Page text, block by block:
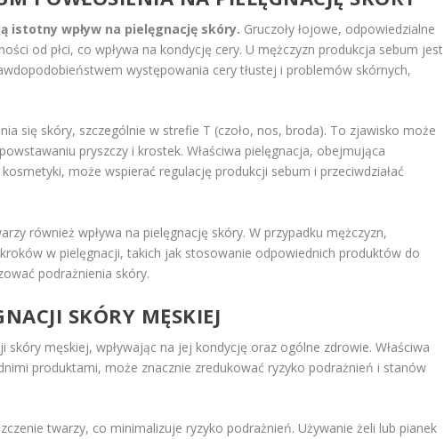
istotny wpływ na pielęgnację skóry. Gruczoły łojowe, odpowiedzialne
od płci, co wpływa na kondycję cery. U mężczyzn produkcja sebum jest
występowania cery tłustej i problemów skórnych,
się skóry, szczególnie w strefie T (czoło, nos, broda). To zjawisko może
pryszczy i krostek. Właściwa pielęgnacja, obejmująca
może wspierać regulację produkcji sebum i przeciwdziałać
również wpływa na pielęgnację skóry. W przypadku mężczyzn,
w pielęgnacji, takich jak stosowanie odpowiednich produktów do
podrażnienia skóry.
SKÓRY MĘSKIEJ
męskiej, wpływając na jej kondycję oraz ogólne zdrowie. Właściwa
produktami, może znacznie zredukować ryzyko podrażnień i stanów
twarzy, co minimalizuje ryzyko podrażnień. Używanie żeli lub pianek